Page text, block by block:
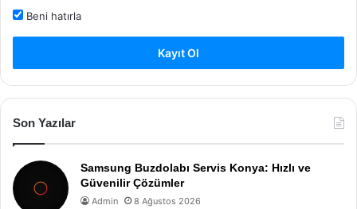
Beni hatırla
Kayıt Ol
Son Yazılar
Samsung Buzdolabı Servis Konya: Hızlı ve
Güvenilir Çözümler
Admin 8 Ağustos 2026